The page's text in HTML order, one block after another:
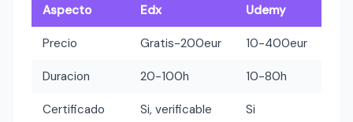
Aspecto Edx Udemy
Precio Gratis-200eur 10-400eur
Duracion 20-100h 10-80h
Certificado Si, verificable Si